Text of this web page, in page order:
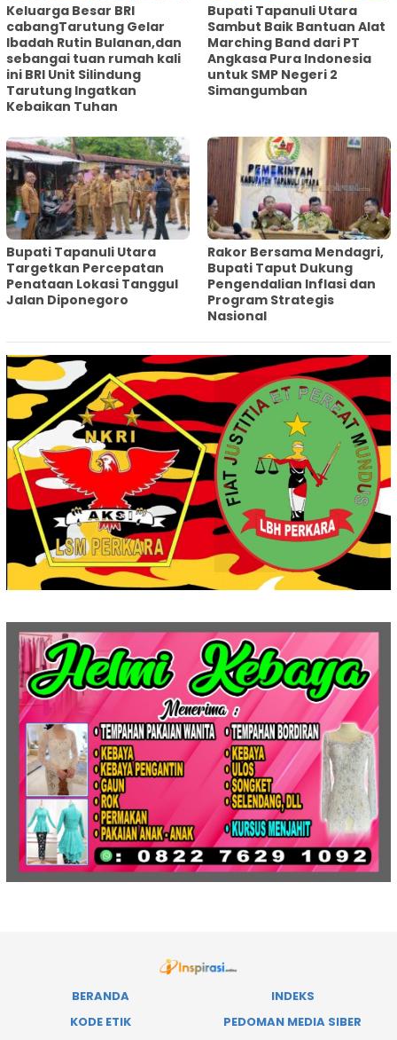
Keluarga Besar BRI
cabangTarutung Gelar
Ibadah Rutin Bulanan,dan
sebangai tuan rumah kali
ini BRI Unit Silindung
Tarutung Ingatkan
Kebaikan Tuhan
Bupati Tapanuli Utara
Sambut Baik Bantuan Alat
Marching Band dari PT
Angkasa Pura Indonesia
untuk SMP Negeri 2
Simangumban
‎Bupati Tapanuli Utara
Targetkan Percepatan
Penataan Lokasi Tanggul
Jalan Diponegoro
Rakor Bersama Mendagri,
Bupati Taput Dukung
Pengendalian Inflasi dan
Program Strategis
Nasional‎
BERANDA
INDEKS
KODE ETIK
PEDOMAN MEDIA SIBER